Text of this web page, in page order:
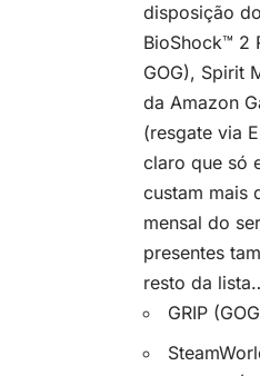
disposição
BioShock™ 2
GOG), Spirit
da Amazon
(resgate via
claro que só
custam mais
mensal do
presentes
resto da
GRIP